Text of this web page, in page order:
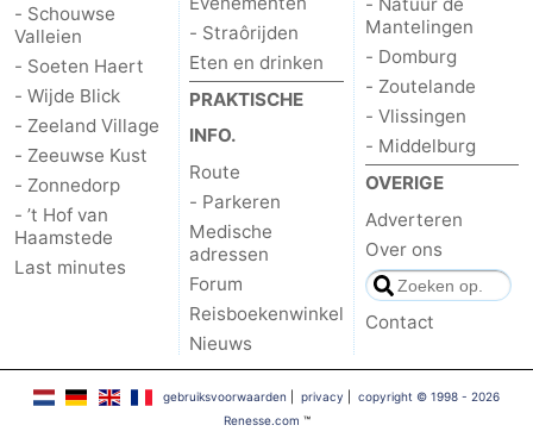
- Schouwse
Valleien
- Soeten Haert
- Wijde Blick
- Zeeland Village
- Zeeuwse Kust
- Zonnedorp
- ’t Hof van
Haamstede
Last minutes
- Straôrijden
Eten en drinken
PRAKTISCHE
INFO.
Route
- Parkeren
Medische
adressen
Forum
Reisboekenwinkel
Nieuws
Mantelingen
- Domburg
- Zoutelande
- Vlissingen
- Middelburg
OVERIGE
Adverteren
Over ons
Contact
gebruiksvoorwaarden privacy
copyright © 1998 - 2026
Renesse.com ™